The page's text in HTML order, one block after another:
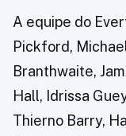
A equipe do
Pickford,
Branthwaite,
Hall, Idrissa
Thierno Barry,